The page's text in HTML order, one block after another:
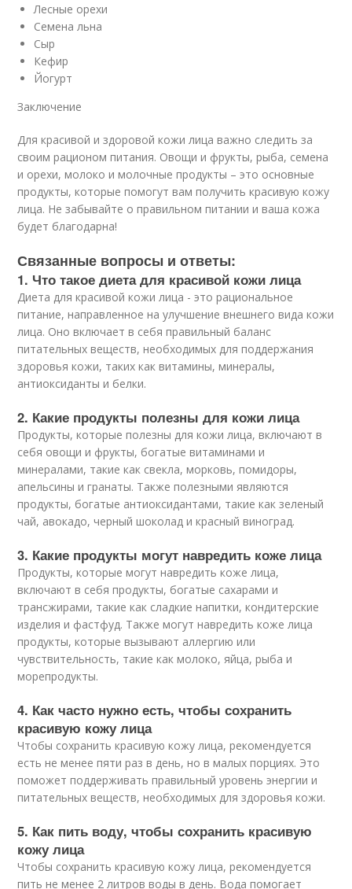
Лесные орехи
Семена льна
Сыр
Кефир
Йогурт
Заключение
Для красивой и здоровой кожи лица важно следить за
своим рационом питания. Овощи и фрукты, рыба, семена
и орехи, молоко и молочные продукты – это основные
продукты, которые помогут вам получить красивую кожу
лица. Не забывайте о правильном питании и ваша кожа
будет благодарна!
Связанные вопросы и ответы:
1. Что такое диета для красивой кожи лица
Диета для красивой кожи лица - это рациональное
питание, направленное на улучшение внешнего вида кожи
лица. Оно включает в себя правильный баланс
питательных веществ, необходимых для поддержания
здоровья кожи, таких как витамины, минералы,
антиоксиданты и белки.
2. Какие продукты полезны для кожи лица
Продукты, которые полезны для кожи лица, включают в
себя овощи и фрукты, богатые витаминами и
минералами, такие как свекла, морковь, помидоры,
апельсины и гранаты. Также полезными являются
продукты, богатые антиоксидантами, такие как зеленый
чай, авокадо, черный шоколад и красный виноград.
3. Какие продукты могут навредить коже лица
Продукты, которые могут навредить коже лица,
включают в себя продукты, богатые сахарами и
трансжирами, такие как сладкие напитки, кондитерские
изделия и фастфуд. Также могут навредить коже лица
продукты, которые вызывают аллергию или
чувствительность, такие как молоко, яйца, рыба и
морепродукты.
4. Как часто нужно есть, чтобы сохранить
красивую кожу лица
Чтобы сохранить красивую кожу лица, рекомендуется
есть не менее пяти раз в день, но в малых порциях. Это
поможет поддерживать правильный уровень энергии и
питательных веществ, необходимых для здоровья кожи.
5. Как пить воду, чтобы сохранить красивую
кожу лица
Чтобы сохранить красивую кожу лица, рекомендуется
пить не менее 2 литров воды в день. Вода помогает